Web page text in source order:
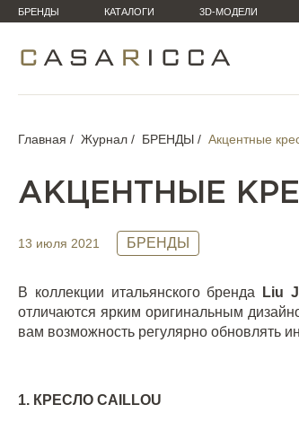
БРЕНДЫ КАТАЛОГИ 3D-МОДЕЛИ
Главная Журнал БРЕНДЫ Акцентные
АКЦЕНТНЫЕ
13 июля 2021 БРЕНДЫ
В коллекции итальянского бренда Liu
отличаются ярким оригинальным
вам возможность регулярно обновлять
1. КРЕСЛО CAILLOU